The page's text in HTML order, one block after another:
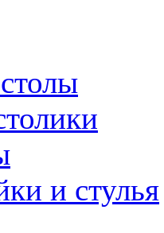
и стулья